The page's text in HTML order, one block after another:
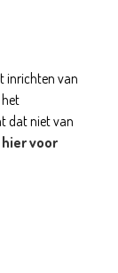
inrichten van
dat niet van
hier voor